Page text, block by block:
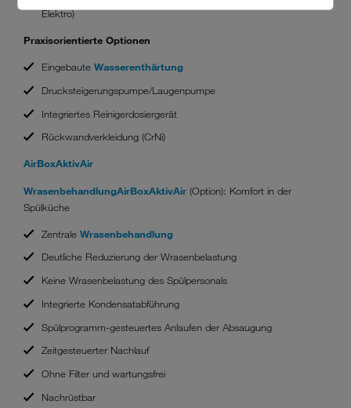
Elektro)
Praxisorientierte Optionen
Eingebaute Wasserenthärtung
Drucksteigerungspumpe/Laugenpumpe
Integriertes Reinigerdosiergerät
Rückwandverkleidung (CrNi)
AirBoxAktivAir
WrasenbehandlungAirBoxAktivAir (Option): Komfort in der
Spülküche
Zentrale Wrasenbehandlung
Deutliche Reduzierung der Wrasenbelastung
Keine Wrasenbelastung des Spülpersonals
Integrierte Kondensatabführung
Spülprogramm-gesteuertes Anlaufen der Absaugung
Zeitgesteuerter Nachlauf
Ohne Filter und wartungsfrei
Nachrüstbar